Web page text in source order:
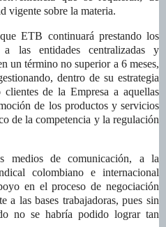
vigente sobre la materia.
queETB continuará prestando los
a las entidades centralizadas y
un término no superior a 6 meses,
dentro de su estrategia
de la Empresa a aquellas
de los productos y servicios
de la competencia y la regulación
medios de comunicación, a la
colombiano e internacional
en el proceso de negociación
a las bases trabajadoras, pues sin
no se habría podido lograr tan